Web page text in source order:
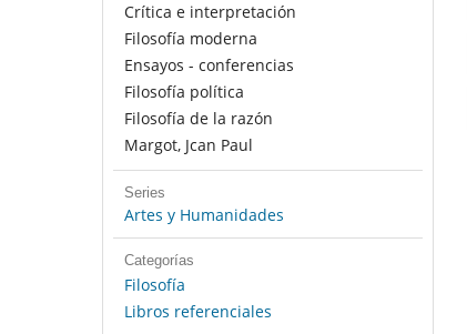
Crítica e interpretación
Filosofía moderna
Ensayos - conferencias
Filosofía política
Filosofía de la razón
Margot, Jcan Paul
Series
Artes y Humanidades
Categorías
Filosofía
Libros referenciales